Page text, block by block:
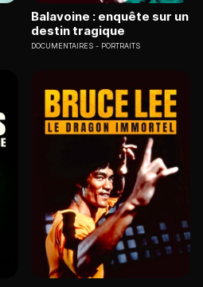
Balavoine : enquête sur un
destin tragique
DOCUMENTAIRES PORTRAITS